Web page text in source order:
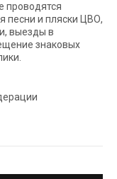
проводятся
песни и пляски ЦВО,
выезды в
знаковых